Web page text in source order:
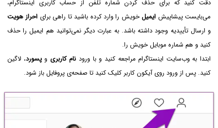
دقت کنید که برای حذف کردن شماره تلفن از حساب کاربری اینستاگرام،
می‌بایست پیشاپیش ایمیلخویش را وارد کرده باشید تا راهی برای احراز هویت
و ارسال تأییدیه وجود داشته باشد. به عبارت دیگر نمی‌توانید هم ایمیل را حذف
کنید و هم شماره موبایل خویش را.
ابتدا به وب‌سایت اینستاگرام مراجعه کنید و با ورود نام کاربری وپسورد، لاگین
کنید. پس از ورود روی آیکون کاربر کلیک کنید تا صفحه‌ی پروفایل باز شود.